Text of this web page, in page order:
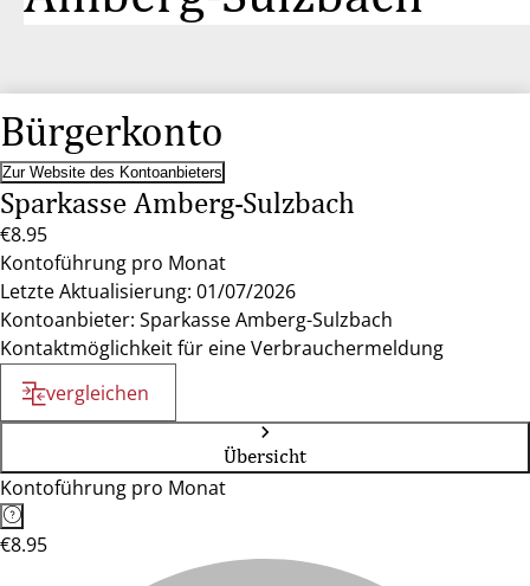
Bürgerkonto
Zur Website des Kontoanbieters
Sparkasse Amberg-Sulzbach
€8.95
Kontoführung pro Monat
Letzte Aktualisierung: 01/07/2026
Kontoanbieter: Sparkasse Amberg-Sulzbach
Kontaktmöglichkeit für eine Verbrauchermeldung
vergleichen
Übersicht
Kontoführung pro Monat
€8.95